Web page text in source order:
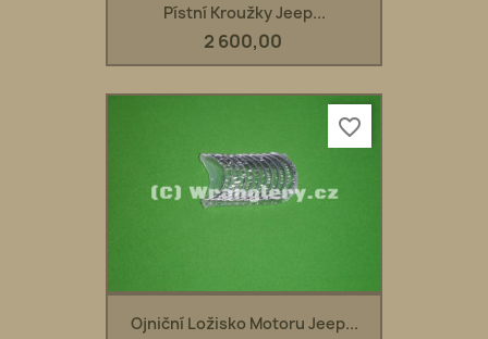
Pístní Kroužky Jeep...
2 600,00
Ojniční Ložisko Motoru Jeep...
favorite_border